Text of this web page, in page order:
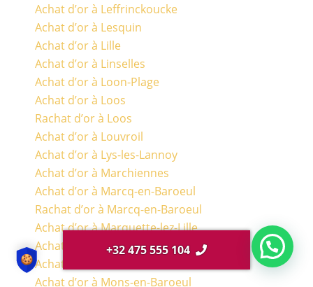
Achat d’or à Leffrinckoucke
Achat d’or à Lesquin
Achat d’or à Lille
Achat d’or à Linselles
Achat d’or à Loon-Plage
Achat d’or à Loos
Rachat d’or à Loos
Achat d’or à Louvroil
Achat d’or à Lys-les-Lannoy
Achat d’or à Marchiennes
Achat d’or à Marcq-en-Baroeul
Rachat d’or à Marcq-en-Baroeul
Achat d’or à Marquette-lez-Lille
Achat d’or à Maubeuge
Achat d’or à Merville
Achat d’or à Mons-en-Baroeul
+32 475 555 104